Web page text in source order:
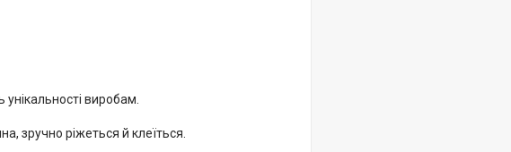
виробам.
зручно ріжеться й клеїться.